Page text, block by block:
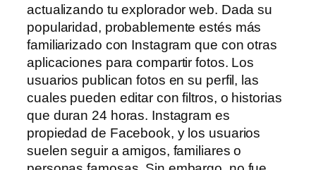
actualizando tu explorador web. Dada su
popularidad, probablemente estés más
familiarizado con Instagram que con otras
aplicaciones para compartir fotos. Los
usuarios publican fotos en su perfil, las
cuales pueden editar con filtros, o historias
que duran 24 horas. Instagram es
propiedad de Facebook, y los usuarios
suelen seguir a amigos, familiares o